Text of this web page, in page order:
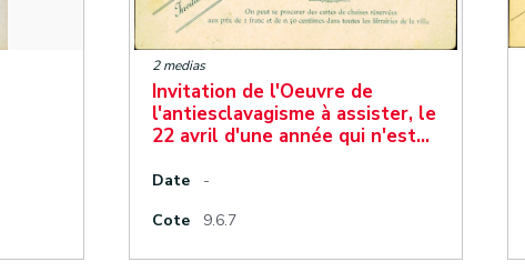
2 medias
Invitation de l'Oeuvre de
l'antiesclavagisme à assister, le
22 avril d'une année qui n'est…
Date
-
Cote
9.6.7